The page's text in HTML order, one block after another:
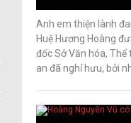
Anh em thiện lành
Huệ Hương Hoàng
đốc Sở Văn hóa, Thể
an đã nghỉ hưu, bởi